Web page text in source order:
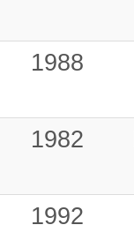
1988
1982
1992